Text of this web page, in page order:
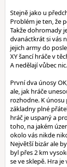
Stejně jako u
Problém je ten, že
Takže dohromady
dvanáctkrát si vás
jejich army do
XY šancí hráče v
A nedělají vůbec
První dva únosy
ale, jak hráče
rozhodne. K
základny plné
hráč je uspaný a
toho, na jakém
okolo vás nikde
Největší bizár ale
byl přes 2 km
se ve sklepě. Hra